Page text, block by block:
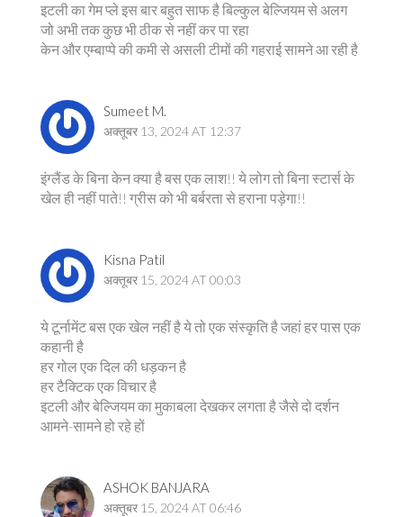
इटली का गेम प्ले इस बार बहुत साफ है बिल्कुल बेल्जियम से अलग
जो अभी तक कुछ भी ठीक से नहीं कर पा रहा
केन और एम्बाप्पे की कमी से असली टीमों की गहराई सामने आ रही है
Sumeet M.
अक्तूबर 13, 2024 AT 12:37
इंग्लैंड के बिना केन क्या है बस एक लाश!! ये लोग तो बिना स्टार्स के
खेल ही नहीं पाते!! ग्रीस को भी बर्बरता से हराना पड़ेगा!!
Kisna Patil
अक्तूबर 15, 2024 AT 00:03
ये टूर्नामेंट बस एक खेल नहीं है ये तो एक संस्कृति है जहां हर पास एक
कहानी है
हर गोल एक दिल की धड़कन है
हर टैक्टिक एक विचार है
इटली और बेल्जियम का मुकाबला देखकर लगता है जैसे दो दर्शन
आमने-सामने हो रहे हों
ASHOK BANJARA
अक्तूबर 15, 2024 AT 06:46